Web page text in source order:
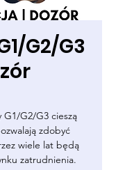
G2/G3
G2/G3 cieszą
zdobyć
wiele lat będą
zatrudnienia.